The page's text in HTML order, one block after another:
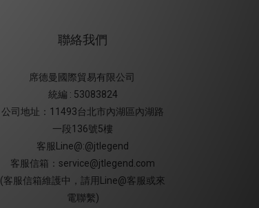
聯絡我們
席德曼國際貿易有限公司
統編 : 53083824
公司地址：11493台北市內湖區內湖路
一段136號5樓
客服Line@:@jtlegend
客服信箱：service@jtlegend.com
(客服信箱維護中，請用Line@客服或來
電聯繫)